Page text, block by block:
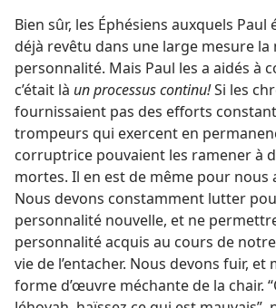
Bien sûr, les Éphésiens auxquels Paul
déjà revêtu dans une large mesure la
personnalité. Mais Paul les a aidés à
c’était là un processus continu!Si les
fournissaient pas des efforts
trompeurs qui exercent en
corruptrice pouvaient les ramener à
mortes. Il en est de même pour nous
Nous devons constamment lutter
personnalité nouvelle, et ne
personnalité acquis au cours de
vie de l’entacher. Nous devons fuir, et
forme d’œuvre méchante de la chair.